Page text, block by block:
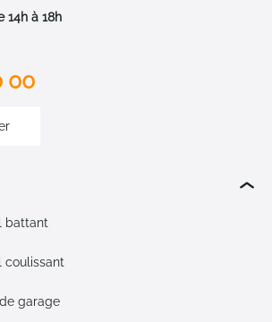
14h à 18h
00
battant
coulissant
garage